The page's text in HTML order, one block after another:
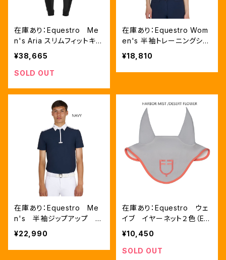
在庫あり：Equestro Me
n's Aria スリムフィットキュ
ロット（フルグリップ）6色（E
T06740）
¥38,665
SOLD OUT
在庫あり：Equestro Wom
en's 半袖トレーニングシャ
ツ 2色 (ETW00313)
¥18,810
在庫あり：Equestro Me
n's 半袖ジップアップ メ
ッシュインサート競技用シャ
ツ 2色（ETM00308）
¥22,990
在庫あり：Equestro ウェ
イブ イヤーネット２色（ET
H09061）
¥10,450
SOLD OUT